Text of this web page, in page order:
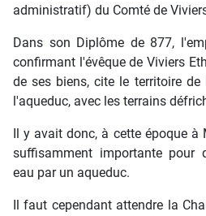
administratif) du Comté de
Dans son Diplôme de 877,
confirmant l'évêque de Viviers
de ses biens, cite le territoire de
l'aqueduc, avec les terrains
Il y avait donc, à cette époque
suffisamment importante pour
eau par un aqueduc.
Il faut cependant attendre la